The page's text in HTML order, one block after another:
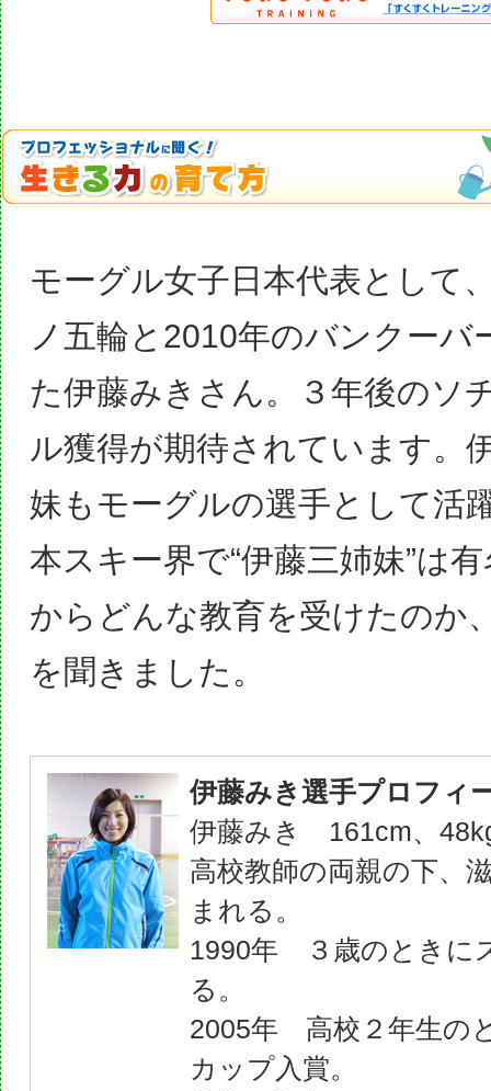
モーグル女子日本代表として
ノ五輪と2010年のバンクーバ
た伊藤みきさん。３年後のソ
ル獲得が期待されています。
妹もモーグルの選手として活
本スキー界で“伊藤三姉妹”は
からどんな教育を受けたのか
を聞きました。
伊藤みき選手プロフィ
伊藤みき 161cm、
高校教師の両親の下、
まれる。
1990年 ３歳のときに
る。
2005年 高校２年生の
カップ入賞。